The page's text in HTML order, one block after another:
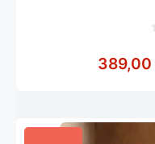
5
389,00